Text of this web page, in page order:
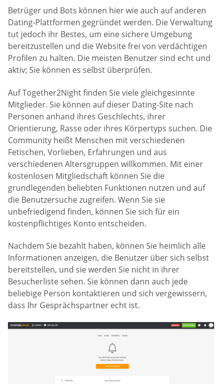
Betrüger und Bots können hier wie auch auf anderen
Dating-Plattformen gegründet werden. Die Verwaltung
tut jedoch ihr Bestes, um eine sichere Umgebung
bereitzustellen und die Website frei von verdächtigen
Profilen zu halten. Die meisten Benutzer sind echt und
aktiv; Sie können es selbst überprüfen.
Auf Together2Night finden Sie viele gleichgesinnte
Mitglieder. Sie können auf dieser Dating-Site nach
Personen anhand ihres Geschlechts, ihrer
Orientierung, Rasse oder ihres Körpertyps suchen. Die
Community heißt Menschen mit verschiedenen
Fetischen, Vorlieben, Erfahrungen und aus
verschiedenen Altersgruppen willkommen. Mit einer
kostenlosen Mitgliedschaft können Sie die
grundlegenden beliebten Funktionen nutzen und auf
die Benutzersuche zugreifen. Wenn Sie sie
unbefriedigend finden, können Sie sich für ein
kostenpflichtiges Konto entscheiden.
Nachdem Sie bezahlt haben, können Sie heimlich alle
Informationen anzeigen, die Benutzer über sich selbst
bereitstellen, und sie werden Sie nicht in ihrer
Besucherliste sehen. Sie können dann auch jede
beliebige Person kontaktieren und sich vergewissern,
dass Ihr Gesprächspartner echt ist.